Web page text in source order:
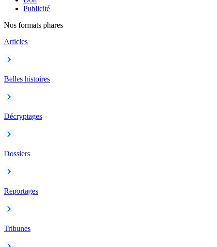
Publicité
Nos formats phares
Articles
Belles histoires
Décryptages
Dossiers
Reportages
Tribunes